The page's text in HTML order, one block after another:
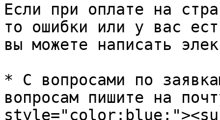
Если при оплате на
то ошибки или у вас
вы можете написать
* С вопросами по
вопросам пишите на